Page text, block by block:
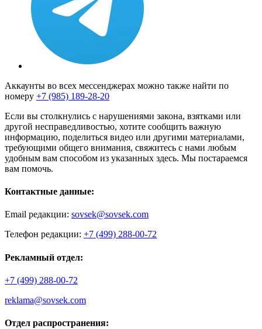
Аккаунты во всех мессенджерах можно также найти по
номеру +7 (985) 189-28-20
Если вы столкнулись с нарушениями закона, взятками или
другой несправедливостью, хотите сообщить важную
информацию, поделиться видео или другими материалами,
требующими общего внимания, свяжитесь с нами любым
удобным вам способом из указанных здесь. Мы постараемся
вам помочь.
Контактные данные:
Email редакции: sovsek@sovsek.com
Телефон редакции: +7 (499) 288-00-72
Рекламный отдел:
+7 (499) 288-00-72
reklama@sovsek.com
Отдел распространения: